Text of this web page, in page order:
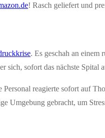
! Rasch geliefert und
. Es geschah an
sich, sofort das nächste Spital
reagierte sofort auf
Umgebung gebracht, um